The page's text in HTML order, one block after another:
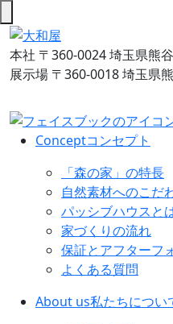
本社 〒360-0024 埼玉県熊
展示場 〒360-0018 埼玉県
Conceptコンセプト
「森の家」の特長
自然素材へのこだ
パッシブハウスと
家づくりの流れ
保証とアフターフ
よくある質問
About us私たちについ